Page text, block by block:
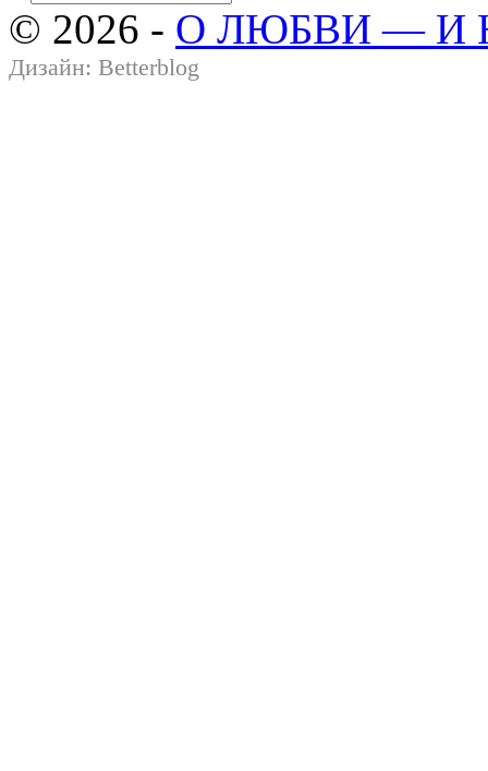
© 2026 - О ЛЮБВИ — И
Дизайн: Betterblog